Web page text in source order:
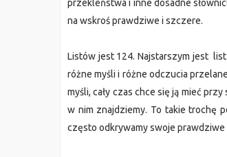
przekleństwa i inne dosadne
na wskroś prawdziwe i szczere.
Listów jest 124. Najstarszym jest
różne myśli i różne odczucia
myśli, cały czas chce się ją mieć
w nim znajdziemy. To takie trochę
często odkrywamy swoje prawdziwe